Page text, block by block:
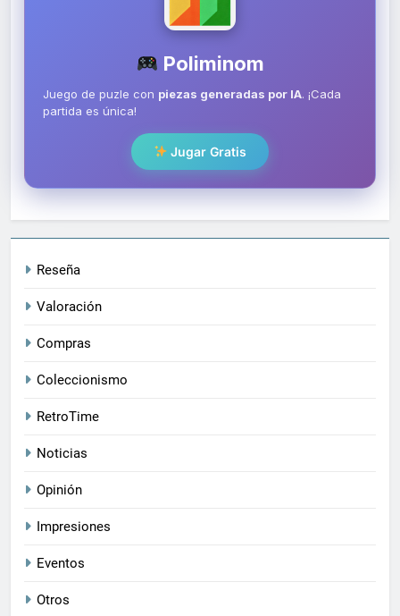
Poliminom
Juego de puzle con piezas generadas por IA. ¡Cada
partida es única!
Jugar Gratis
Reseña
Valoración
Compras
Coleccionismo
RetroTime
Noticias
Opinión
Impresiones
Eventos
Otros